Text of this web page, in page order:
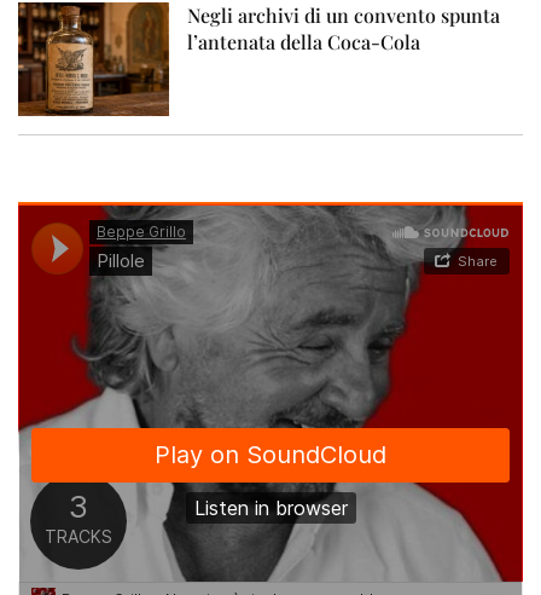
Negli archivi di un convento spunta
l’antenata della Coca-Cola